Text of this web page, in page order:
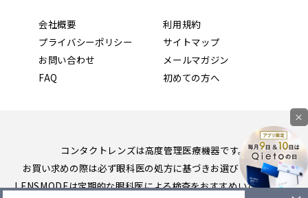
会社概要
利用規約
プライバシーポリシー
サイトマップ
お問い合わせ
メールマガジン
FAQ
初めての方へ
コンタクトレンズは高度管理医療機器です。
お買い求めの際は必ず眼科医の処方に基づきお選びください。
LENSMODEは定期的な眼科医による検査をおすすめいたします。
×